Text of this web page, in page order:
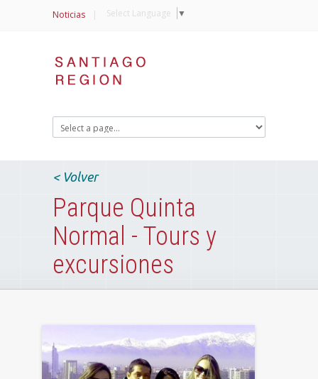
Noticias | Select Language ▼
< Volver
Parque Quinta
Normal - Tours y
excursiones